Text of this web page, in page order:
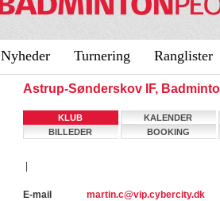
Nyheder Turnering Ranglister
Astrup-Sønderskov IF,
KLUB KALENDER
BILLEDER
BOOKING
E-mail
martin.c@vip.cybercity.dk